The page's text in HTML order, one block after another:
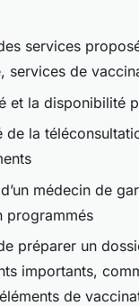
services
services de
et la disponibilité
de la
médecin de
programmés
préparer un
importants,
de